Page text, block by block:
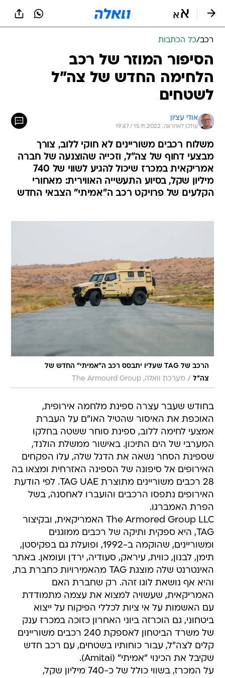
רכב/כל הכתבות
הסיפור המוזר של רכב
הלחימה החדש של צה"ל
לשטחים
אודי עציון
עודכן לאחרונה: 15.11.2022 / 19:47
משלוח רכבים משוריינים לא חוקי ללוב, צורך
מבצעי דחוף של צה"ל, וזכייה שהוצנעה של חברה
אמריקאית במכרז שיכול להגיע לשווי של 740
מיליון שקל, בסיוע התעשייה האווירית: מאחורי
הקלעים של פרויקט רכב ה"אמיתי" הצבאי החדש
הרכב של TAG שעליו יתבסס רכב ה"אמיתי" החדש של
צה"ל / מערכת וואלה, The Armourd Group
בחודש שעבר עצרה ספינת מלחמה אירופית,
האוכפת את האיסור שהטיל האו"ם על העברת
אמצעי לחימה ללוב, ספינת סוחר ששטה בחלקו
המערבי של הים התיכון. באישור ממשלת הולנד,
שספינת הסחר נשאה את הדגל שלה, עלו הפקחים
האירופים אל סיפונה של הספינה האזרחית ומצאו בה
28 רכבים משוריינים מתוצרת TAG UAE. לפי הודעת
האירופים נתפסו הרכבים והועברו לאחסנה, בשל
הפרת האמברגו.
The Armored Group LLC האמריקאית, ובקיצור
TAG, היא ספקית ותיקה של רכבים ממוגנים
ומשוריינים, שהוקמה ב-1992, ופועלת גם בפקיסטן,
תימן, לבנון, כווית, עיראק, סעודיה, ירדן ועומאן. באתר
האינטרנט שלה מוצגת TAG מהאמירויות כחברת בת,
והיא אף נושאת לוגו זהה. רק שחברת האם
האמריקאית, שעשויה למצוא את עצמה מתמודדת
עם האשמות על אי ציות לכללי הפיקוח על ייצוא
ביטחוני, גם הוכרזה ביוני האחרון כזוכה במכרז ענק
של משרד הביטחון לאספקת 240 רכבים משוריינים
קלים לצה"ל, עבור כוחותיו בשטחים, עם רכב חדש
שקיבל את הכינוי "אמיתי" (Amitai).
על המכרז, בשווי כולל של כ-740 מיליון שקל,